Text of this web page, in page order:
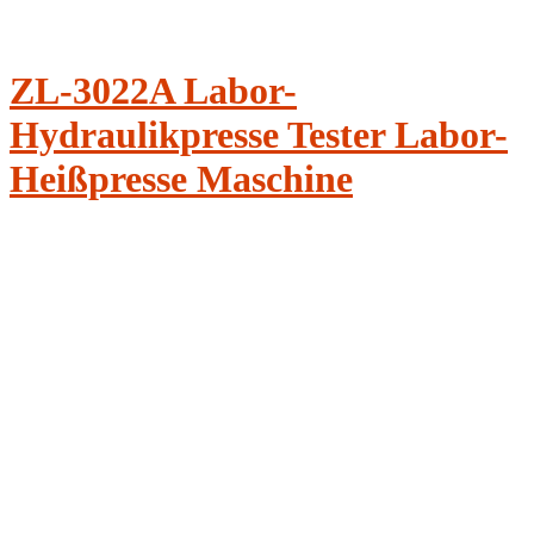
ZL-3022A Labor-
Hydraulikpresse Tester Labor-
Heißpresse Maschine